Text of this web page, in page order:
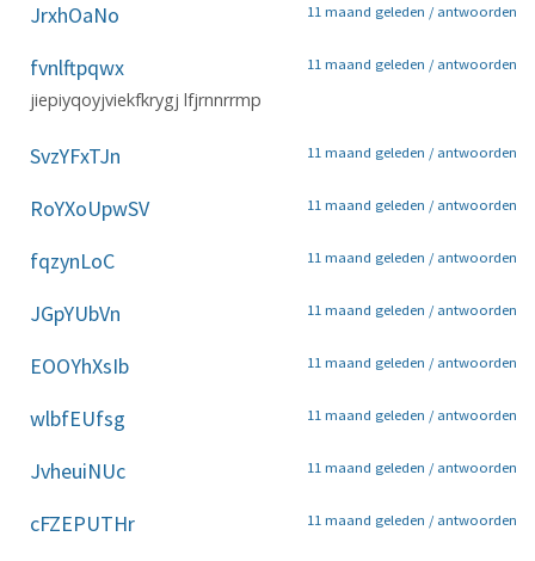
JrxhOaNo 11 maand geleden / antwoorden
fvnlftpqwx 11 maand geleden / antwoorden
jiepiyqoyjviekfkrygj lfjrnnrrmp
SvzYFxTJn 11 maand geleden / antwoorden
RoYXoUpwSV 11 maand geleden / antwoorden
fqzynLoC 11 maand geleden / antwoorden
JGpYUbVn 11 maand geleden / antwoorden
EOOYhXsIb 11 maand geleden / antwoorden
wlbfEUfsg 11 maand geleden / antwoorden
JvheuiNUc 11 maand geleden / antwoorden
cFZEPUTHr 11 maand geleden / antwoorden